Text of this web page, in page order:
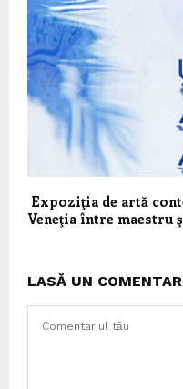
Expoziţia de artă
Veneţia între maestru
LASĂ UN